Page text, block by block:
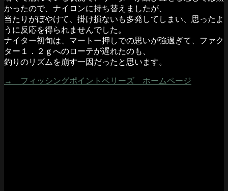
かったので、ナイロンに持ち替えましたが、
当たりがぼやけて、掛け損ないも多発してしまい、思ったよ
うに反応を得られませんでした。
ナイター初旬は、マートー押しでの思いが強過ぎて、ファク
ター１．２ｇへのローテが遅れたのも、
釣りのリズムを崩す一因だったと思います。
→ フィッシングポイントベリーズ ホームページ